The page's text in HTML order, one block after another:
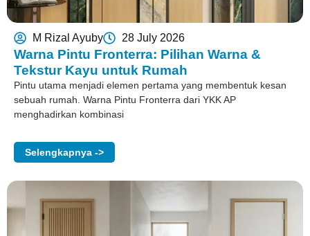
M Rizal Ayuby 28 July 2026
Warna Pintu Fronterra: Pilihan Warna &
Tekstur Kayu untuk Rumah
Pintu utama menjadi elemen pertama yang membentuk kesan
sebuah rumah. Warna Pintu Fronterra dari YKK AP
menghadirkan kombinasi
Selengkapnya ->